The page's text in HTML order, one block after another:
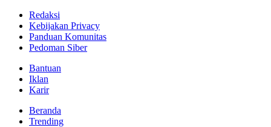
Redaksi
Kebijakan Privacy
Panduan Komunitas
Pedoman Siber
Bantuan
Iklan
Karir
Beranda
Trending